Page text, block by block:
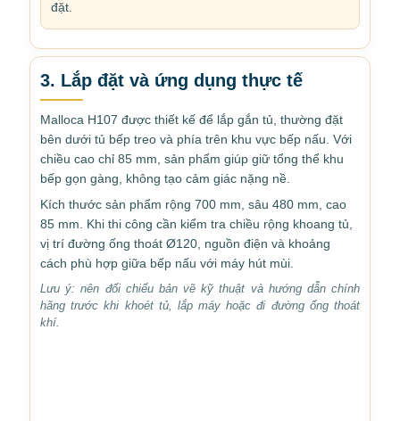
đặt.
3. Lắp đặt và ứng dụng thực tế
Malloca H107 được thiết kế để lắp gắn tủ, thường đặt
bên dưới tủ bếp treo và phía trên khu vực bếp nấu. Với
chiều cao chỉ 85 mm, sản phẩm giúp giữ tổng thể khu
bếp gọn gàng, không tạo cảm giác nặng nề.
Kích thước sản phẩm rộng 700 mm, sâu 480 mm, cao
85 mm. Khi thi công cần kiểm tra chiều rộng khoang tủ,
vị trí đường ống thoát Ø120, nguồn điện và khoảng
cách phù hợp giữa bếp nấu với máy hút mùi.
Lưu ý: nên đối chiếu bản vẽ kỹ thuật và hướng dẫn chính
hãng trước khi khoét tủ, lắp máy hoặc đi đường ống thoát
khí.